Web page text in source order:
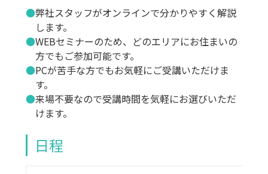
弊社スタッフがオンラインで分かりやすく解説
します。
WEBセミナーのため、どのエリアにお住まいの
方でもご参加可能です。
PCが苦手な方でもお気軽にご受講いただけま
す。
来場不要なので受講時間を気軽にお選びいただ
けます。
日程